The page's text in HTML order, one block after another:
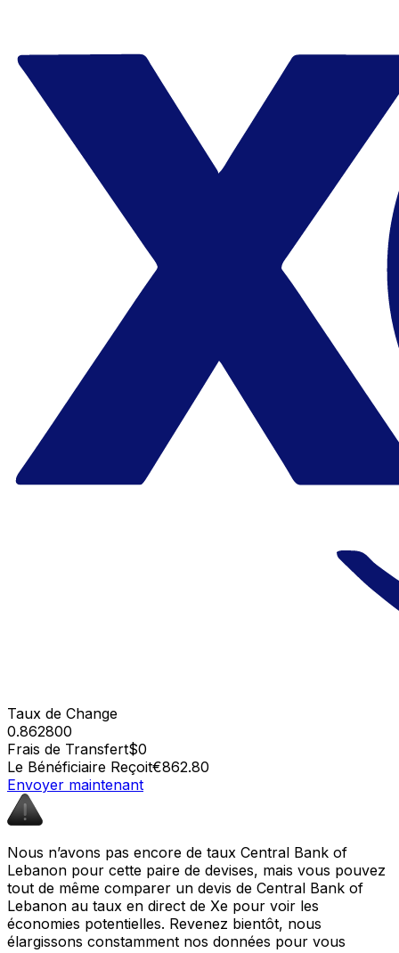
Taux de Change
0.862800
Frais de Transfert$0
Le Bénéficiaire Reçoit€862.80
Envoyer maintenant
Nous n’avons pas encore de taux Central Bank of
Lebanon pour cette paire de devises, mais vous pouvez
tout de même comparer un devis de Central Bank of
Lebanon au taux en direct de Xe pour voir les
économies potentielles. Revenez bientôt, nous
élargissons constamment nos données pour vous